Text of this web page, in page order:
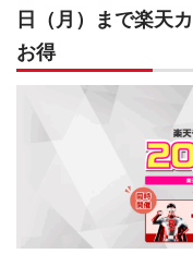
日（月）まで楽天
お得